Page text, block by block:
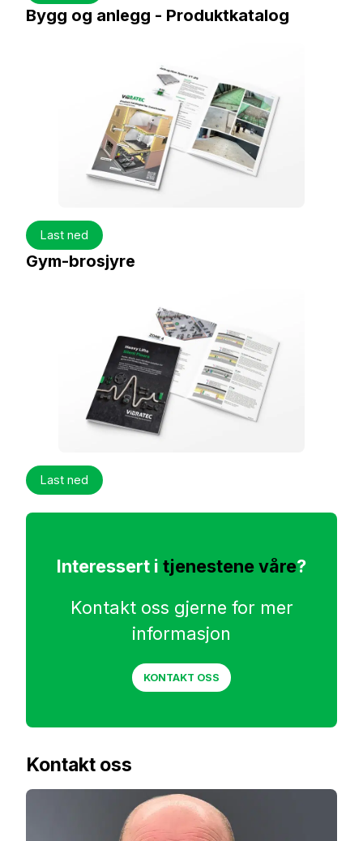
Bygg og anlegg - Produktkatalog
Last ned
Gym-brosjyre
Last ned
Interessert i tjenestene våre?
Kontakt oss gjerne for mer
informasjon
KONTAKT OSS
Kontakt oss